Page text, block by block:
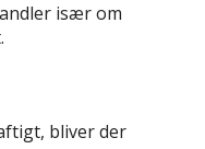
især om
bliver der